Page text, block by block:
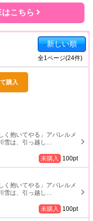
こちら
新しい順
全1ページ(24件)
購入
く抱いてやる」アパレルメ
雪は、引っ越し …
未購入 100pt
く抱いてやる」アパレルメ
雪は、引っ越し …
未購入 100pt